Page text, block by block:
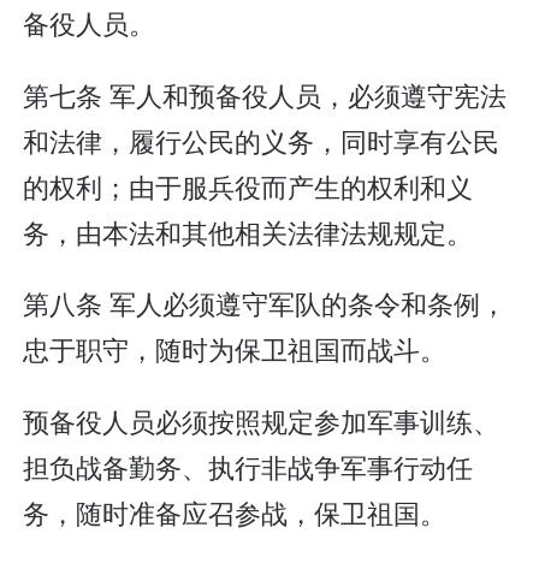
备役人员。
第七条 军人和预备役人员，必须遵守宪法
和法律，履行公民的义务，同时享有公民
的权利；由于服兵役而产生的权利和义
务，由本法和其他相关法律法规规定。
第八条 军人必须遵守军队的条令和条例，
忠于职守，随时为保卫祖国而战斗。
预备役人员必须按照规定参加军事训练、
担负战备勤务、执行非战争军事行动任
务，随时准备应召参战，保卫祖国。